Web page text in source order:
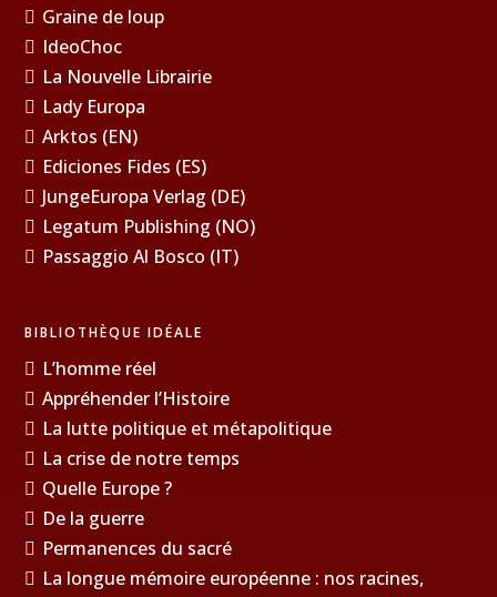
Graine de loup
IdeoChoc
La Nouvelle Librairie
Lady Europa
Arktos (EN)
Ediciones Fides (ES)
JungeEuropa Verlag (DE)
Legatum Publishing (NO)
Passaggio Al Bosco (IT)
BIBLIOTHÈQUE IDÉALE
L’homme réel
Appréhender l’Histoire
La lutte politique et métapolitique
La crise de notre temps
Quelle Europe ?
De la guerre
Permanences du sacré
La longue mémoire européenne : nos racines,